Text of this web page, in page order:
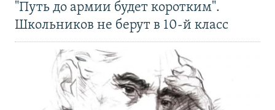
"Путь до армии будет коротким".
Школьников не берут в 10-й класс